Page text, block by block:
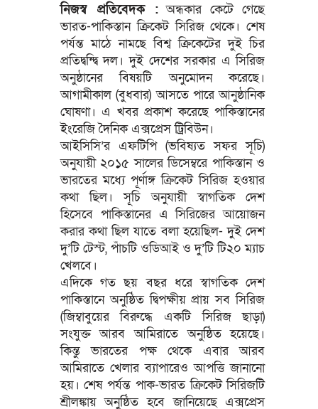
নিজস্ব প্রতিবেদক :অন্ধকার কেটে গেছে
ভারত-পাকিস্তান ক্রিকেট সিরিজ থেকে। শেষ
পর্যন্ত মাঠে নামছে বিশ্ব ক্রিকেটের দুই চির
প্রতিদ্বন্দ্বি দল। দুই দেশের সরকার এ সিরিজ
অনুষ্ঠানের বিষয়টি অনুমোদন করেছে।
আগামীকাল (বুধবার) আসতে পারে আনুষ্ঠানিক
ঘোষণা। এ খবর প্রকাশ করেছে পাকিস্তানের
ইংরেজি দৈনিক এক্সপ্রেস ট্রিবিউন।
আইসিসি’র এফটিপি (ভবিষ্যত সফর সূচি)
অনুযায়ী ২০১৫ সালের ডিসেম্বরে পাকিস্তান ও
ভারতের মধ্যে পূর্ণাঙ্গ ক্রিকেট সিরিজ হওয়ার
কথা ছিল। সূচি অনুযায়ী স্বাগতিক দেশ
হিসেবে পাকিস্তানের এ সিরিজের আয়োজন
করার কথা ছিল যাতে বলা হয়েছিল- দুই দেশ
দু’টি টেস্ট, পাঁচটি ওডিআই ও দু’টি টি২০ ম্যাচ
খেলবে।
এদিকে গত ছয় বছর ধরে স্বাগতিক দেশ
পাকিস্তানে অনুষ্ঠিত দ্বিপক্ষীয় প্রায় সব সিরিজ
(জিম্বাবুয়ের বিরুদ্ধে একটি সিরিজ ছাড়া)
সংযুক্ত আরব আমিরাতে অনুষ্ঠিত হয়েছে।
কিন্তু ভারতের পক্ষ থেকে এবার আরব
আমিরাতে খেলার ব্যাপারেও আপত্তি জানানো
হয়। শেষ পর্যন্ত পাক-ভারত ক্রিকেট সিরিজটি
শ্রীলঙ্কায় অনুষ্ঠিত হবে জানিয়েছে এক্সপ্রেস